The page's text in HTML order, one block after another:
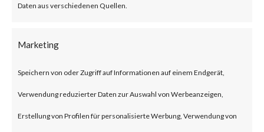
Daten aus verschiedenen Quellen.
Marketing
Speichern von oder Zugriff auf Informationen auf einem Endgerät,
Verwendung reduzierter Daten zur Auswahl von Werbeanzeigen,
Erstellung von Profilen für personalisierte Werbung, Verwendung von
started to exploit CVE-2023-